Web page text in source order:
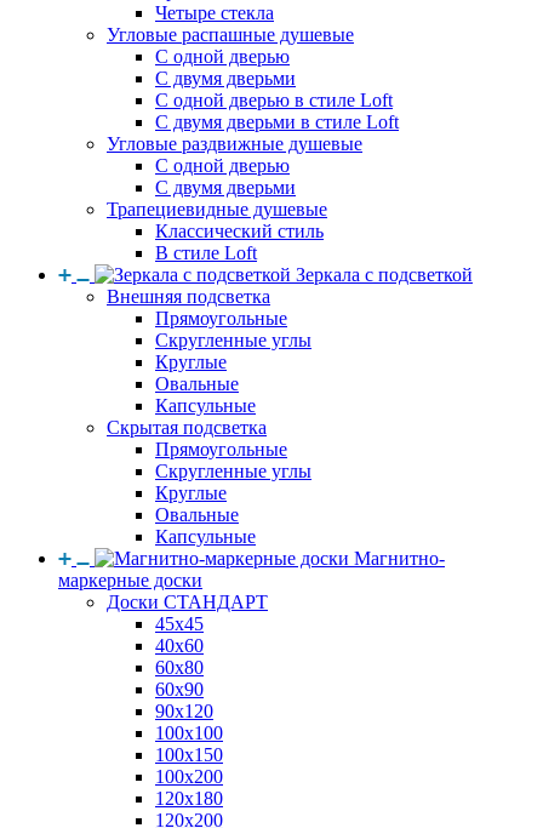
Четыре стекла
Угловые распашные душевые
С одной дверью
С двумя дверьми
С одной дверью в стиле Loft
С двумя дверьми в стиле Loft
Угловые раздвижные душевые
С одной дверью
С двумя дверьми
Трапециевидные душевые
Классический стиль
В стиле Loft
Зеркала с подсветкой
Внешняя подсветка
Прямоугольные
Скругленные углы
Круглые
Овальные
Капсульные
Скрытая подсветка
Прямоугольные
Скругленные углы
Круглые
Овальные
Капсульные
Магнитно-
маркерные доски
Доски СТАНДАРТ
45x45
40x60
60x80
60x90
90x120
100x100
100x150
100x200
120x180
120x200